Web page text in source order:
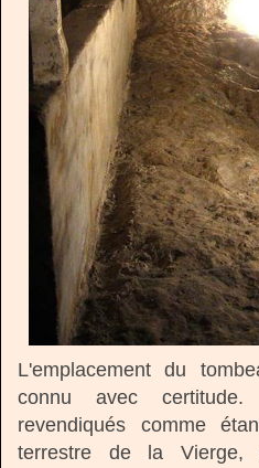
L'emplacement du
connu avec
revendiqués comme
terrestre de la Vierge,